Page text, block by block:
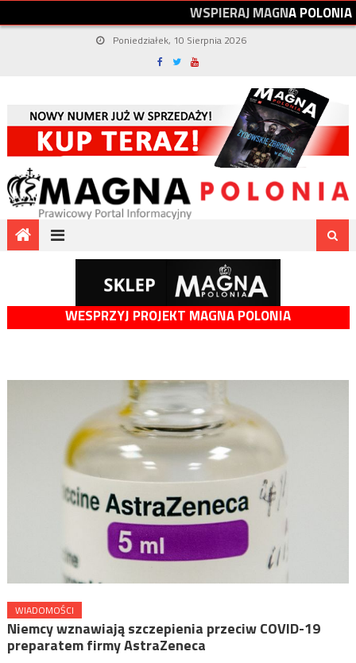
WSPIERAJMAGNAPOLONIA
Poniedziałek, 10 Sierpnia 2026
WESPRZYJ PROJEKT MAGNA POLONIA
WIADOMOŚCI
Niemcy wznawiają szczepienia przeciw COVID-19
preparatem firmy AstraZeneca